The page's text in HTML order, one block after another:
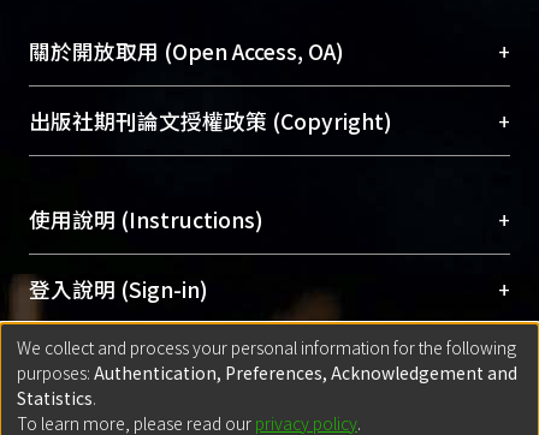
成果。
To permanently archive and promote researcher
profiles and scholarly works, Library integrates the
services of “NTU Repository” with “Academic
Sciences Library)
關於開放取用 (Open Access, OA) +
開放取用是從使用者角度提升資訊取用性的社會運
動，應用在學術研究上是透過將研究著作公開供使
用逐年攀升。同時可加速研究發展、提升研究影響
Archive）平台。 （點選深入了解OA）
出版社期刊論文授權政策 (Copyright) +
含部分內容的版權非匯入者所有，或由第三方贊
助與合作完成，請確認該版權所有者及第三方同
意提供此授權。
Please represent that the submission is your
original work, and that you have the right to
grant the rights to upload.
若欲上傳已出版的全文電子檔，可使用
使用說明 (Instructions) +
網站簡介(Quickstart Guide)
使用手冊(Instruction Manual)
線上預約服務(Booking Service)
登入說明 (Sign-in) +
方案一：臺灣大學計算機中心帳號登入
(With C&INC Email Account)
方案二：ORCID帳號登入(With ORCID)
匯入著作 (Submission) +
方案一：定期更新ORCID者，以ID匯入
We collect and process your personal information for the following
purposes: Authentication, Preferences, Acknowledgement and
Statistics.
To learn more, please read our privacy policy.